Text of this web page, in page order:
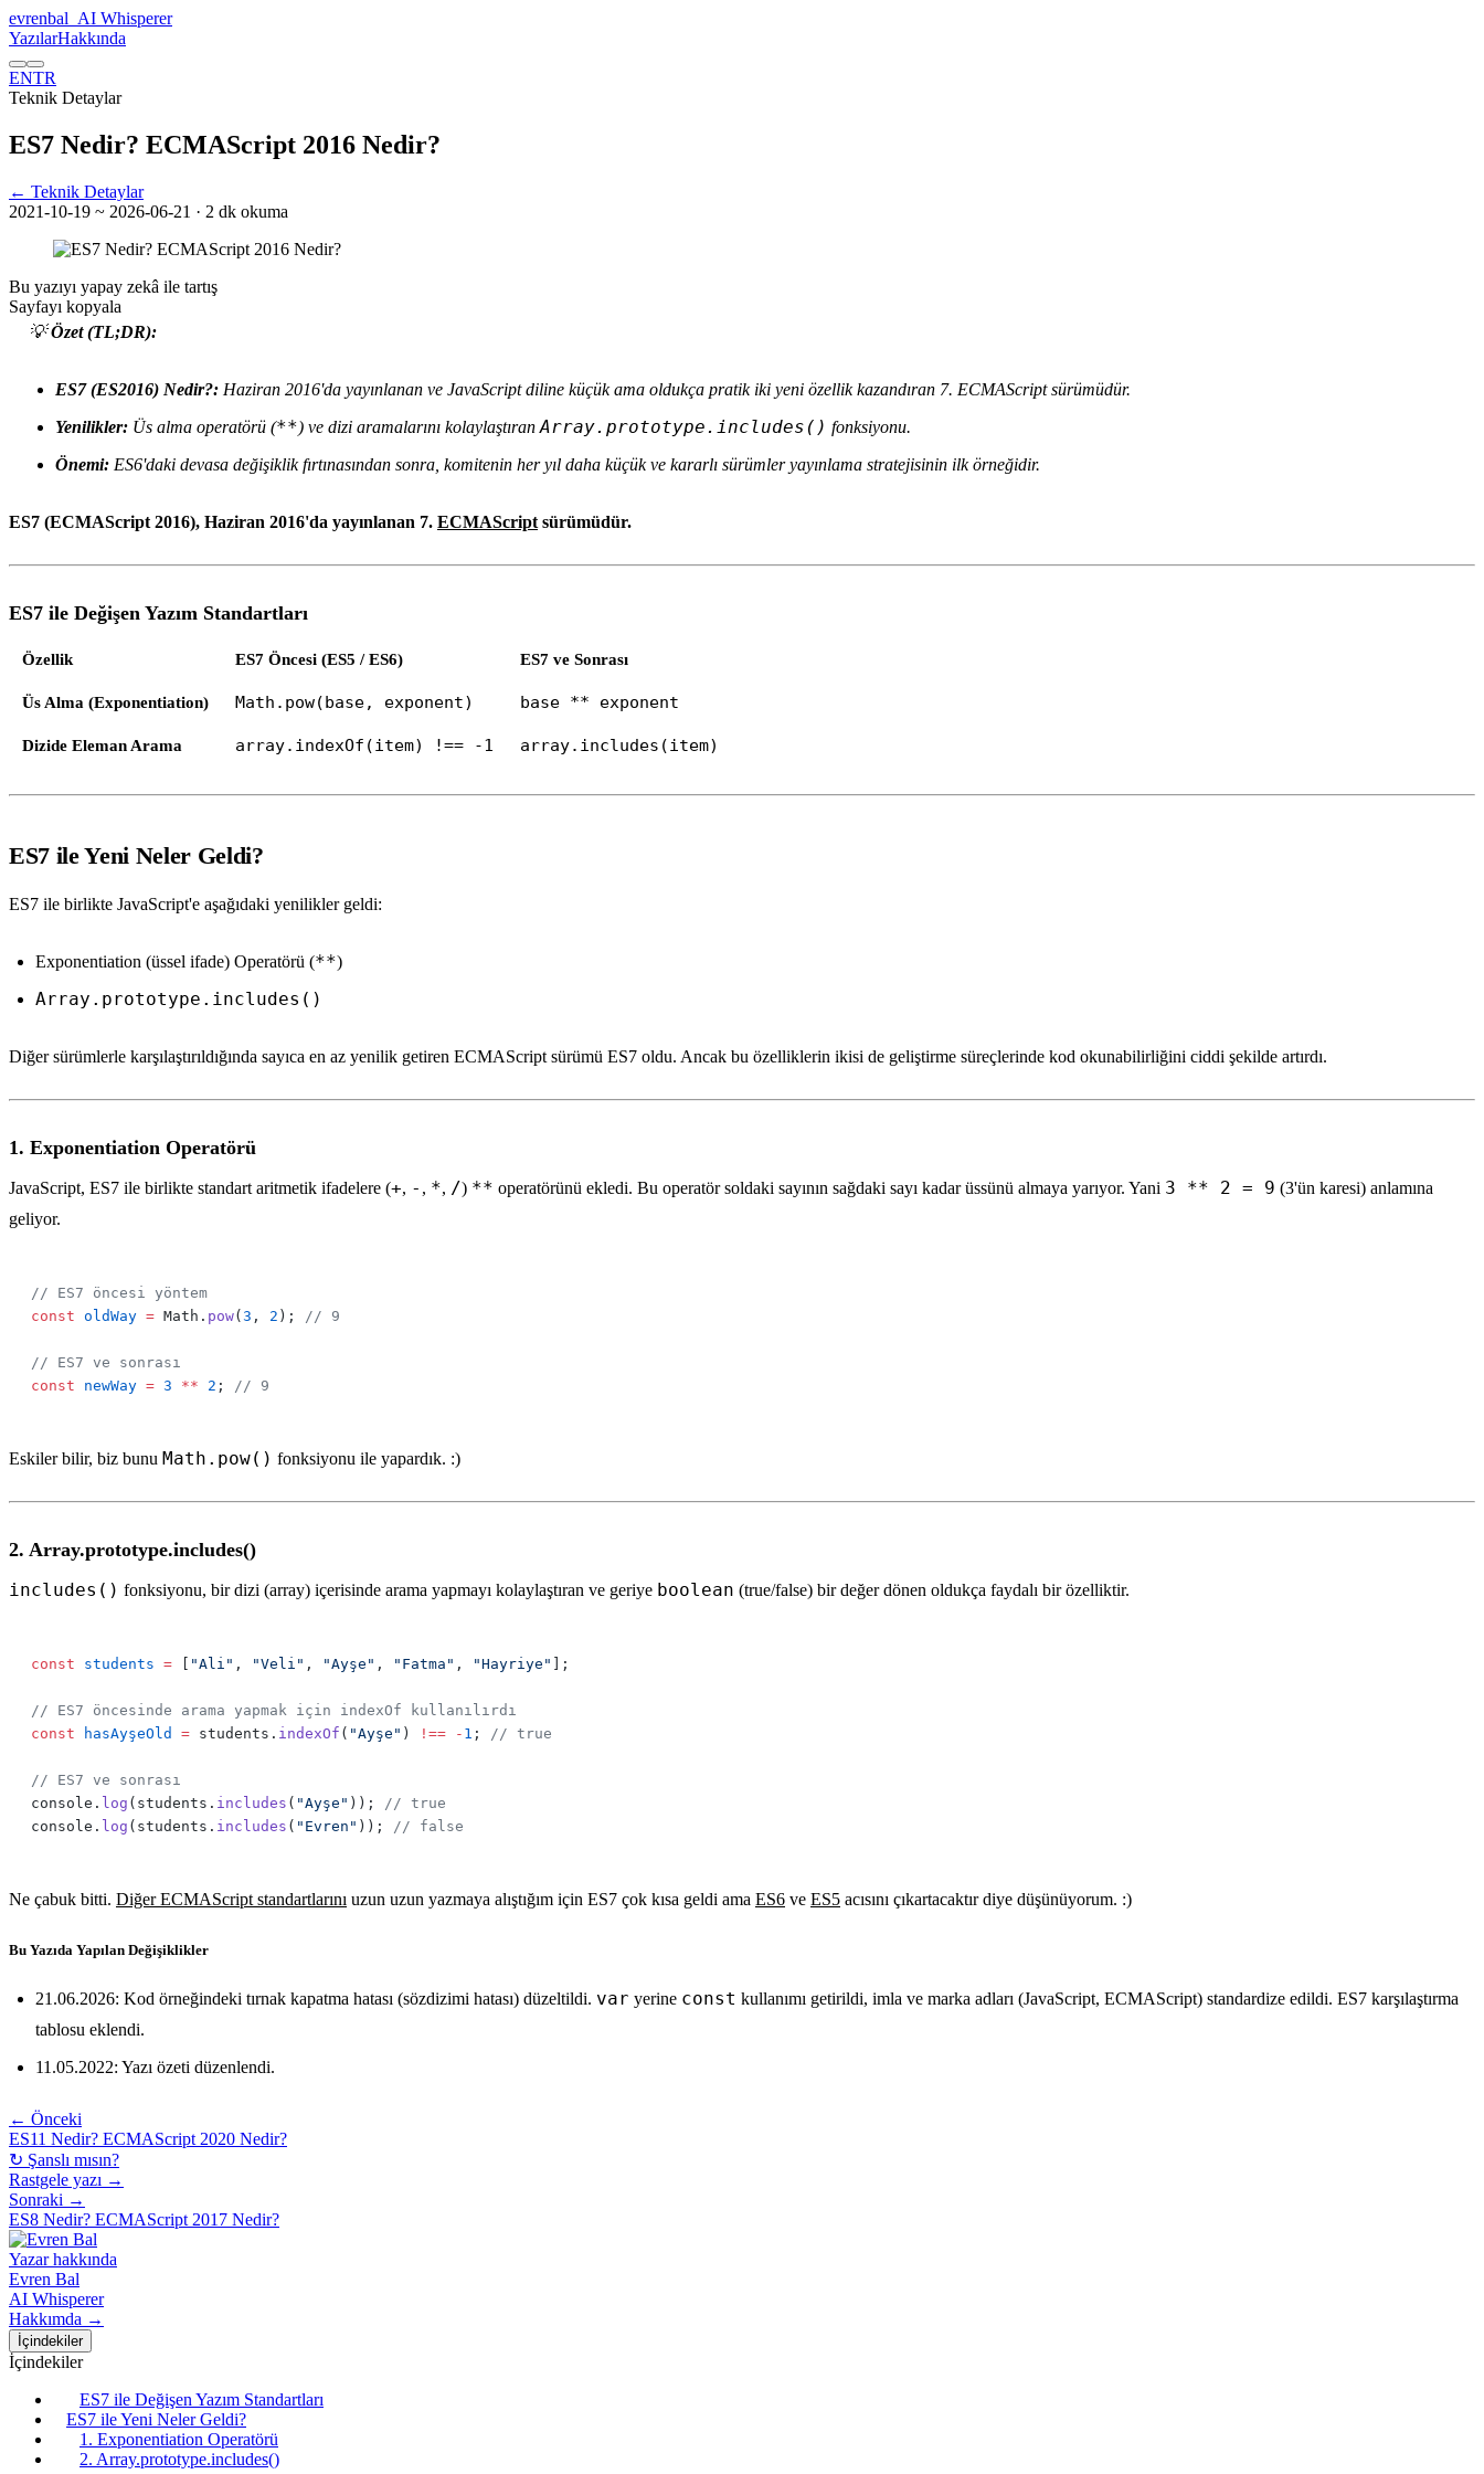
evrenbal AI Whisperer
YazılarHakkında
ENTR
Teknik Detaylar
ES7 Nedir? ECMAScript 2016 Nedir?
← Teknik Detaylar
2021-10-19 ~ 2026-06-21 · 2 dk okuma
Bu yazıyı yapay zekâ ile tartış
Sayfayı kopyala
💡Özet (TL;DR):
ES7 (ES2016) Nedir?: Haziran 2016'da yayınlanan ve JavaScript diline küçük ama oldukça pratik iki yeni özellik kazandıran 7. ECMAScript sürümüdür.
Yenilikler: Üs alma operatörü (**) ve dizi aramalarını kolaylaştıranArray.prototype.includes() fonksiyonu.
Önemi: ES6'daki devasa değişiklik fırtınasından sonra, komitenin her yıl daha küçük ve kararlı sürümler yayınlama stratejisinin ilk örneğidir.
ES7 (ECMAScript 2016), Haziran 2016'da yayınlanan 7. ECMAScript sürümüdür.
ES7 ile Değişen Yazım Standartları
Özellik ES7 Öncesi (ES5 / ES6) ES7 ve Sonrası
Üs Alma (Exponentiation) Math.pow(base, exponent) base ** exponent
Dizide Eleman Arama array.indexOf(item) !== -1 array.includes(item)
ES7 ile Yeni Neler Geldi?
ES7 ile birlikte JavaScript'e aşağıdaki yenilikler geldi:
Exponentiation (üssel ifade) Operatörü (**)
Array.prototype.includes()
Diğer sürümlerle karşılaştırıldığında sayıca en az yenilik getiren ECMAScript sürümü ES7 oldu. Ancak bu özelliklerin ikisi de geliştirme süreçlerinde kod okunabilirliğini ciddi şekilde artırdı.
1. Exponentiation Operatörü
JavaScript, ES7 ile birlikte standart aritmetik ifadelere (+, - , *, /) ** operatörünü ekledi. Bu operatör soldaki sayının sağdaki sayı kadar üssünü almaya yarıyor. Yani 3 ** 2 = 9 (3'ün karesi) anlamına
geliyor.
const oldWay = Math. pow( 3 , 2 );
const newWay = 3 ** 2 ;
Eskiler bilir, biz bunu Math.pow() fonksiyonu ile yapardık. :)
2. Array.prototype.includes()
includes() fonksiyonu, bir dizi (array) içerisinde arama yapmayı kolaylaştıran ve geriye boolean (true/false) bir değer dönen oldukça faydalı bir özelliktir.
const students = "Ali" , "Veli" , "Ayşe" , "Fatma" , "Hayriye"
const hasAyşeOld = students. indexOf ( "Ayşe" ) !== - 1 ;
console. log (students. includes ( "Ayşe" ));
console. log (students. includes ( "Evren" ));
Ne çabuk bitti. Diğer ECMAScript standartlarını uzun uzun yazmaya alıştığım için ES7 çok kısa geldi ama ES6 ve ES5 acısını çıkartacaktır diye düşünüyorum. :)
Bu Yazıda Yapılan Değişiklikler
21.06.2026: Kod örneğindeki tırnak kapatma hatası (sözdizimi hatası) düzeltildi. var yerine const kullanımı getirildi, imla ve marka adları (JavaScript, ECMAScript) standardize edildi. ES7 karşılaştırma
tablosu eklendi.
11.05.2022: Yazı özeti düzenlendi.
← Önceki
ES11 Nedir? ECMAScript 2020 Nedir?
↻ Şanslı mısın?
Rastgele yazı →
Sonraki →
ES8 Nedir? ECMAScript 2017 Nedir?
Yazar hakkında
Evren Bal
AI Whisperer
Hakkımda →
İçindekiler
İçindekiler
ES7 ile Değişen Yazım Standartları
ES7 ile Yeni Neler Geldi?
1. Exponentiation Operatörü
2. Array.prototype.includes()